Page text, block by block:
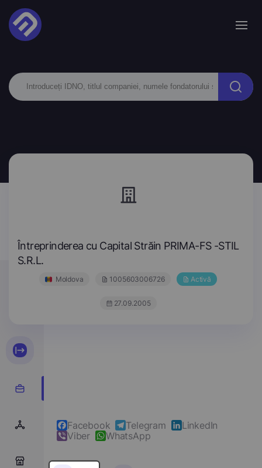
Întreprinderea cu Capital Străin PRIMA-FS -STIL
S.R.L.
Moldova 1005603006726 Activă
27.09.2005
Facebook Telegram
LinkedIn
Viber
WhatsApp